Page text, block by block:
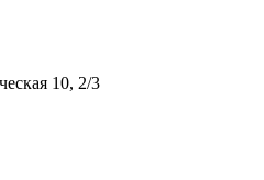
10, 2/3